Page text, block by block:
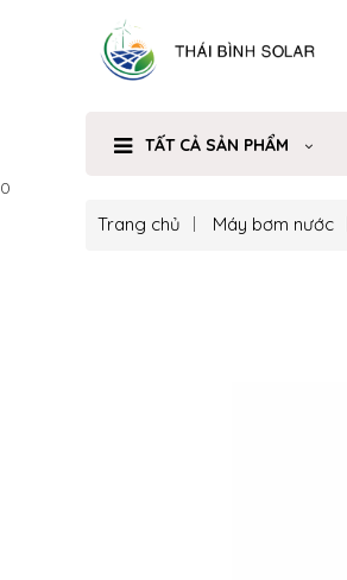
TẤT CẢ SẢN PHẨM
0
Trang chủ Máy bơm nước